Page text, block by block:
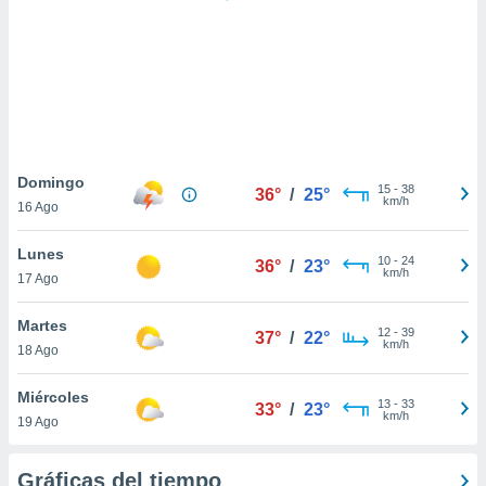
similares
como
sitio
de
traten tus
en
interés
su
Domingo
16 Ago
36° / 25° 15- 38
km/h
Lunes
17 Ago
36° / 23° 10- 24
km/h
Martes
18 Ago
37° / 22° 12- 39
km/h
Miércoles
19 Ago
33° / 23° 13- 33
km/h
Gráficas del tiempo